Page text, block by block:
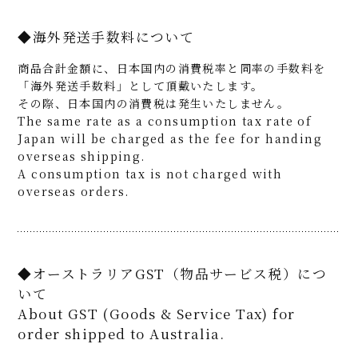
◆海外発送手数料について
商品合計金額に、日本国内の消費税率と同率の手数料を
「海外発送手数料」として頂戴いたします。
その際、日本国内の消費税は発生いたしません。
The same rate as a consumption tax rate of
Japan will be charged as the fee for handing
overseas shipping.
A consumption tax is not charged with
overseas orders.
◆オーストラリアGST（物品サービス税）につ
いて
About GST (Goods & Service Tax) for
order shipped to Australia.